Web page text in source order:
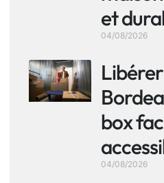
et
04/08/2026
Libérer
box
04/08/2026